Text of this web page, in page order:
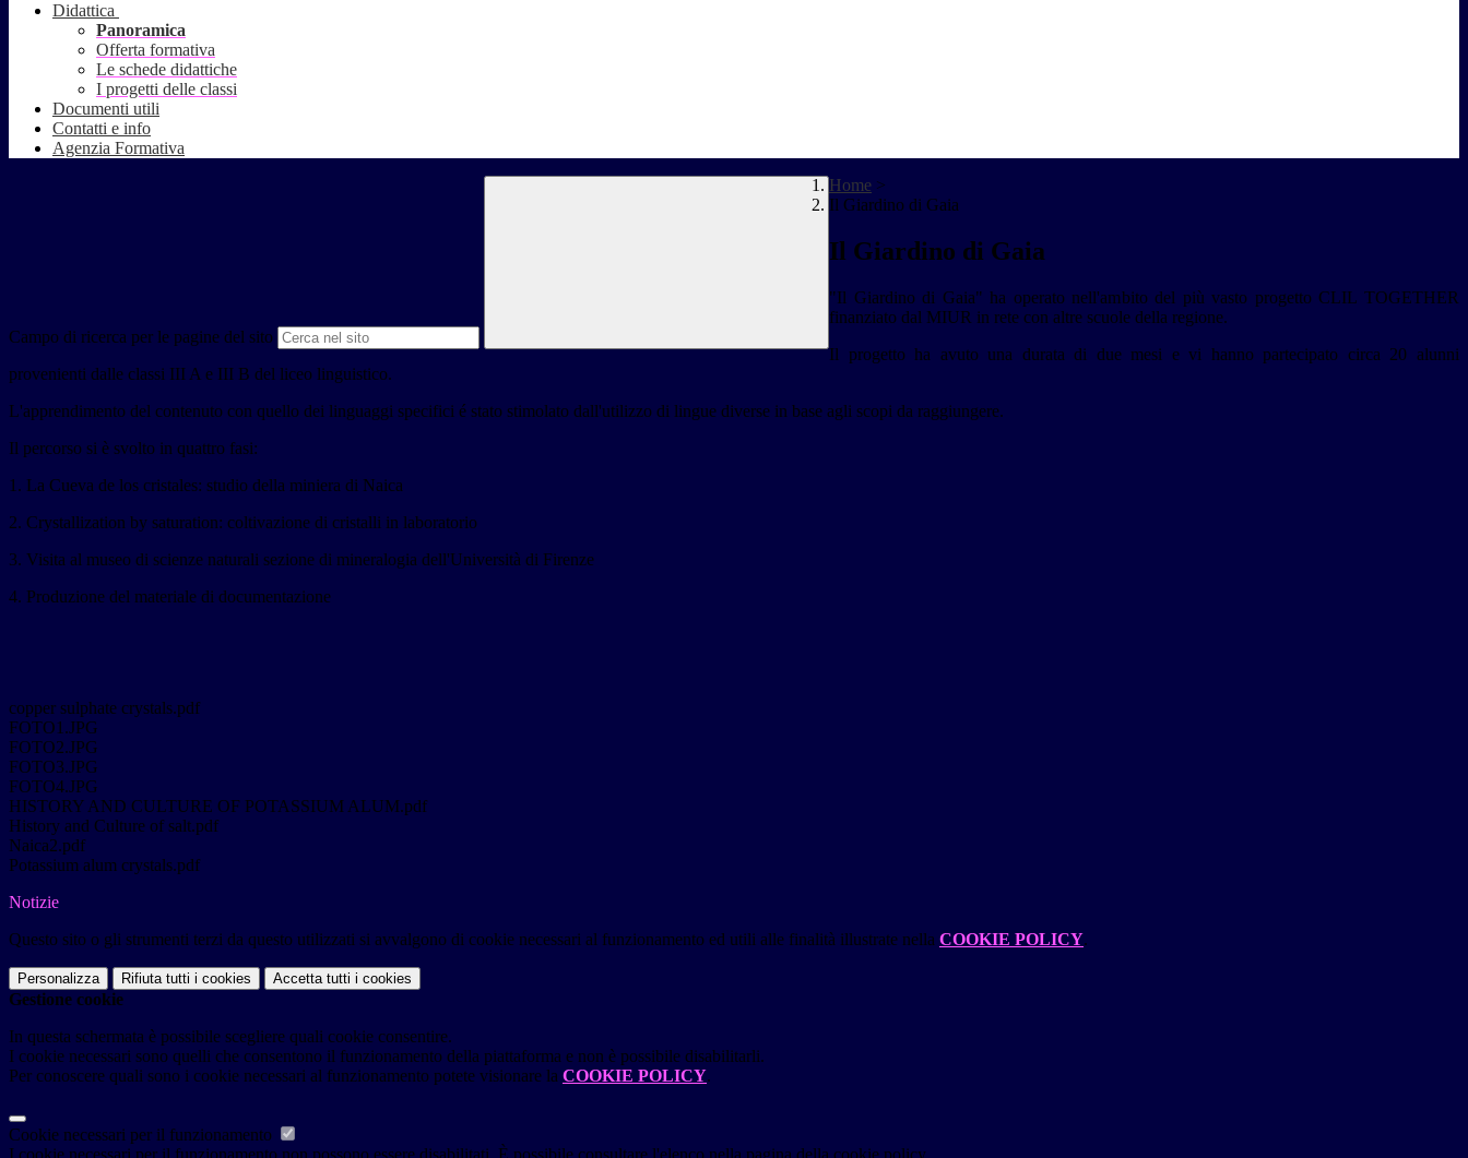
Didattica
Panoramica
Offerta formativa
Le schede didattiche
I progetti delle classi
Documenti utili
Contatti e info
Agenzia Formativa
Campo di ricerca per le pagine del sito
Home >
Il Giardino di Gaia
Il Giardino di Gaia
"Il Giardino di Gaia" ha operato nell'ambito del più vasto progetto CLIL TOGETHER
finanziato dal MIUR in rete con altre scuole della regione.
Il progetto ha avuto una durata di due mesi e vi hanno partecipato circa 20 alunni
provenienti dalle classi III A e III B del liceo linguistico.
L'apprendimento del contenuto con quello dei linguaggi specifici é stato stimolato dall'utilizzo di lingue diverse in base agli scopi da raggiungere.
Il percorso si è svolto in quattro fasi:
1. La Cueva de los cristales: studio della miniera di Naica
2. Crystallization by saturation: coltivazione di cristalli in laboratorio
3. Visita al museo di scienze naturali sezione di mineralogia dell'Università di Firenze
4. Produzione del materiale di documentazione
copper sulphate crystals.pdf
FOTO1.JPG
FOTO2.JPG
FOTO3.JPG
FOTO4.JPG
HISTORY AND CULTURE OF POTASSIUM ALUM.pdf
History and Culture of salt.pdf
Naica2.pdf
Potassium alum crystals.pdf
Notizie
Questo sito o gli strumenti terzi da questo utilizzati si avvalgono di cookie necessari al funzionamento ed utili alle finalità illustrate nella COOKIE POLICY.
Personalizza Rifiuta tutti i cookies Accetta tutti i cookies
Gestione cookie
In questa schermata è possibile scegliere quali cookie consentire.
I cookie necessari sono quelli che consentono il funzionamento della piattaforma e non è possibile disabilitarli.
Per conoscere quali sono i cookie necessari al funzionamento potete visionare la COOKIE POLICY.
Cookie necessari per il funzionamento